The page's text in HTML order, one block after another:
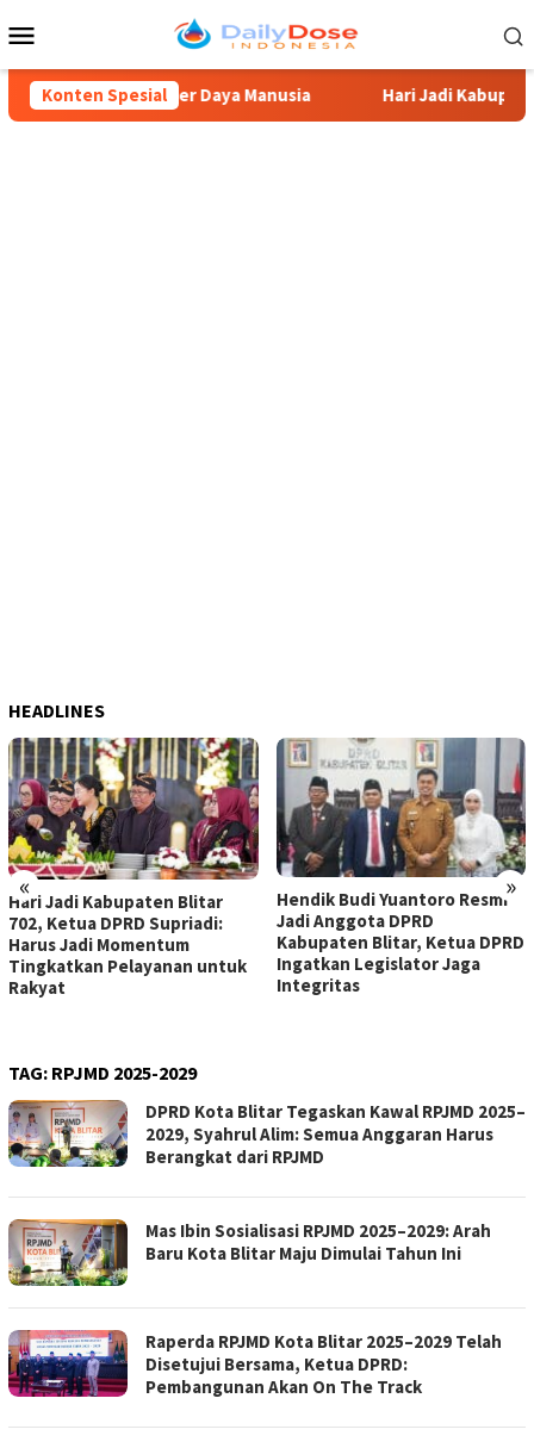
ke
Mobile
Konten Spesial
Sumber Daya Manusia Hari Jadi Kabupaten
HEADLINES
« »
Hendik Budi Yuantoro Resmi
Jadi Anggota DPRD
Kabupaten Blitar, Ketua DPRD
Ingatkan Legislator Jaga
DPRD Kabupaten
KUA-PPAS 2027, Bupati
Rijanto Paparkan
Prioritas
TAG: RPJMD 2025-2029
DPRD Kota Blitar Tegaskan Kawal RPJMD 2025–
2029, Syahrul Alim: Semua Anggaran Harus
Berangkat dari RPJMD
Mas Ibin Sosialisasi RPJMD 2025–2029: Arah
Baru Kota Blitar Maju Dimulai Tahun Ini
Raperda RPJMD Kota Blitar 2025–2029 Telah
Disetujui Bersama, Ketua DPRD:
Pembangunan Akan On The Track